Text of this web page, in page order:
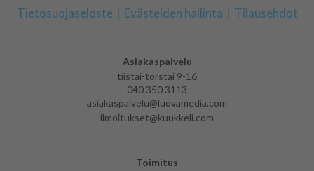
Tietosuojaseloste Evästeiden hallinta Tilausehdot
Asiakaspalvelu
tiistai-torstai 9-16
040 350 3113
asiakaspalvelu@luovamedia.com
ilmoitukset@kuukkeli.com
Toimitus